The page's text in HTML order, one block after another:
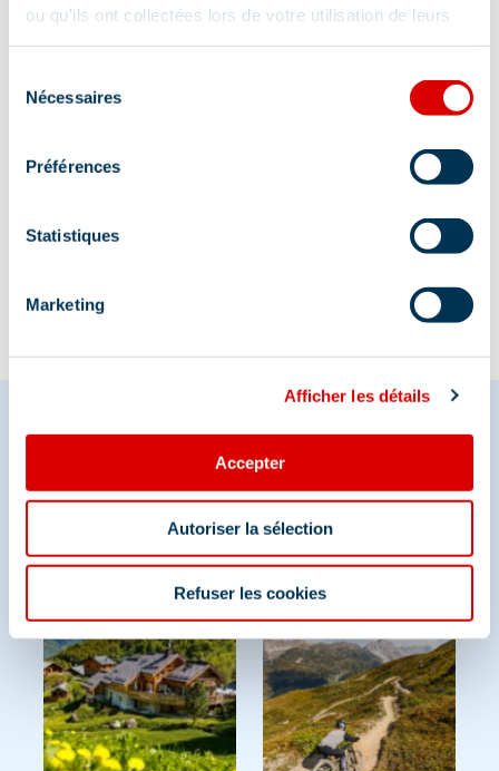
ou qu'ils ont collectées lors de votre utilisation de leurs
Nécessaires
Préférences
Statistiques
Marketing
Afficher les détails
Accepter
Autoriser la sélection
Refuser les cookies
cas de mauvais temps
Partagez vos moments à
Et retrouvez-nous sur les réseaux sociaux